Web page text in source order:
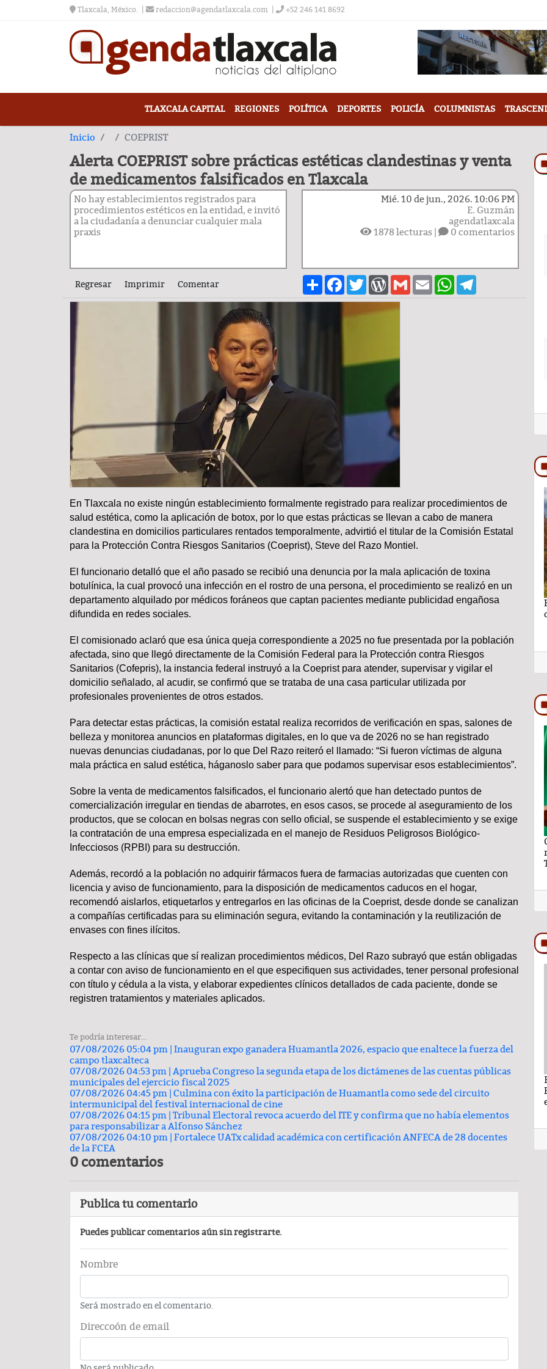
Tlaxcala, México. redaccion@agendatlaxcala.com +52 246 141 8692
TLAXCALA CAPITAL REGIONES POLÍTICA DEPORTES POLICÍA COLUMNISTAS
Inicio COEPRIST
Alerta COEPRIST sobre prácticas estéticas clandestinas y venta
de medicamentos falsificados en Tlaxcala
No hay establecimientos registrados para
procedimientos estéticos en la entidad, e invitó
a la ciudadanía a denunciar cualquier mala
praxis
Mié. 10 de jun., 2026. 10:06 PM
E. Guzmán
agendatlaxcala
1878 lecturas | 0 comentarios
Regresar Imprimir Comentar ShareFacebook
TwitterWordPress
GmailEmailWhatsApp
En Tlaxcala no existe ningún establecimiento formalmente registrado para realizar procedimientos de
salud estética, como la aplicación de botox, por lo que estas prácticas se llevan a cabo de manera
clandestina en domicilios particulares rentados temporalmente, advirtió el titular de la Comisión Estatal
para la Protección Contra Riesgos Sanitarios (Coeprist), Steve del Razo Montiel.
El funcionario detalló que el año pasado se recibió una denuncia por la mala aplicación de toxina
botulínica, la cual provocó una infección en el rostro de una persona, el procedimiento se realizó en un
departamento alquilado por médicos foráneos que captan pacientes mediante publicidad engañosa
difundida en redes sociales.
El comisionado aclaró que esa única queja correspondiente a 2025 no fue presentada por la población
afectada, sino que llegó directamente de la Comisión Federal para la Protección contra Riesgos
Sanitarios (Cofepris), la instancia federal instruyó a la Coeprist para atender, supervisar y vigilar el
domicilio señalado, al acudir, se confirmó que se trataba de una casa particular utilizada por
profesionales provenientes de otros estados.
Para detectar estas prácticas, la comisión estatal realiza recorridos de verificación en spas, salones de
belleza y monitorea anuncios en plataformas digitales, en lo que va de 2026 no se han registrado
nuevas denuncias ciudadanas, por lo que Del Razo reiteró el llamado: “Si fueron víctimas de alguna
mala práctica en salud estética, háganoslo saber para que podamos supervisar esos establecimientos”.
Sobre la venta de medicamentos falsificados, el funcionario alertó que han detectado puntos de
comercialización irregular en tiendas de abarrotes, en esos casos, se procede al aseguramiento de los
productos, que se colocan en bolsas negras con sello oficial, se suspende el establecimiento y se exige
la contratación de una empresa especializada en el manejo de Residuos Peligrosos Biológico-
Infecciosos (RPBI) para su destrucción.
Además, recordó a la población no adquirir fármacos fuera de farmacias autorizadas que cuenten con
licencia y aviso de funcionamiento, para la disposición de medicamentos caducos en el hogar,
recomendó aislarlos, etiquetarlos y entregarlos en las oficinas de la Coeprist, desde donde se canalizan
a compañías certificadas para su eliminación segura, evitando la contaminación y la reutilización de
envases con fines ilícitos.
Respecto a las clínicas que sí realizan procedimientos médicos, Del Razo subrayó que están obligadas
a contar con aviso de funcionamiento en el que especifiquen sus actividades, tener personal profesional
con título y cédula a la vista, y elaborar expedientes clínicos detallados de cada paciente, donde se
registren tratamientos y materiales aplicados.
Te podría interesar...
07/08/2026 05:04 pm | Inauguran expo ganadera Huamantla 2026, espacio que enaltece la fuerza del
campo tlaxcalteca
07/08/2026 04:53 pm | Aprueba Congreso la segunda etapa de los dictámenes de las cuentas públicas
municipales del ejercicio fiscal 2025
07/08/2026 04:45 pm | Culmina con éxito la participación de Huamantla como sede del circuito
intermunicipal del festival internacional de cine
07/08/2026 04:15 pm | Tribunal Electoral revoca acuerdo del ITE y confirma que no había elementos
para responsabilizar a Alfonso Sánchez
07/08/2026 04:10 pm | Fortalece UATx calidad académica con certificación ANFECA de 28 docentes
de la FCEA
0 comentarios
Publica tu comentario
Puedes publicar comentarios aún sin registrarte.
Nombre
Será mostrado en el comentario.
Direccoón de email
COLUMNA
Lo más valioso de un hogar no se puede
comprar
COLUMNA
Ganar sin perder lo más importante por Lic.
TRASCENDIDO
Carlos Augusto Pérez y Raymundo Vázquez
Conchas, buscan venderse caro a Ana Lilia
El hilo y la hebra de Ray Vázquez
PODCAST
Comentario por el Dr. Fernando León Nava
del día 22-Enero-2026
PODCAST
Comentario por Raul Avila Ortiz del día 22-
Enero-2026